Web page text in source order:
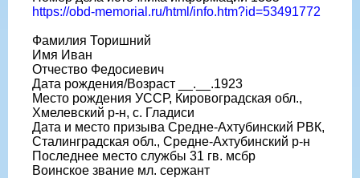
https://obd-memorial.ru/html/info.htm?id=53491772
Фамилия Торишний
Имя Иван
Отчество Федосиевич
Дата рождения/Возраст __.__.1923
Место рождения УССР, Кировоградская обл.,
Хмелевский р-н, с. Гладиси
Дата и место призыва Средне-Ахтубинский РВК,
Сталинградская обл., Средне-Ахтубинский р-н
Последнее место службы 31 гв. мсбр
Воинское звание мл. сержант